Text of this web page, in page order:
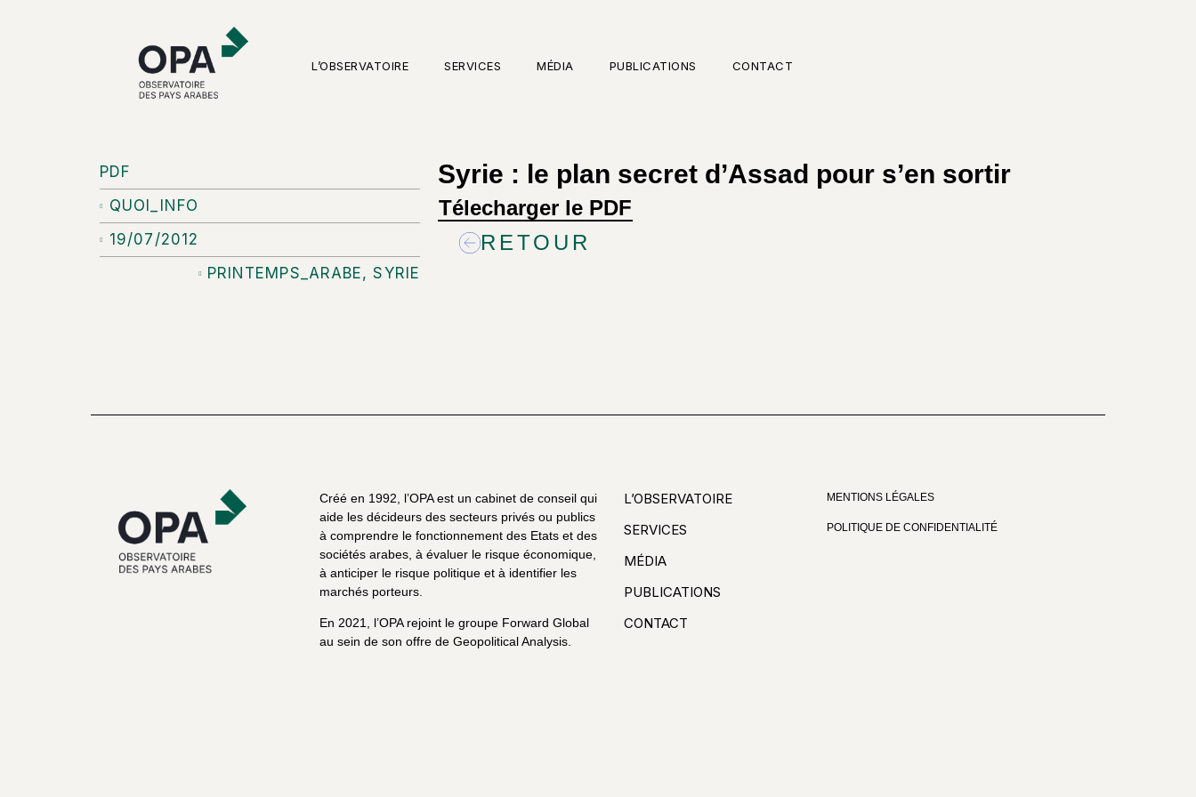
L’OBSERVATOIRE SERVICES MÉDIA PUBLICATIONS CONTACT
PDF
QUOI_INFO
19/07/2012
PRINTEMPS_ARABE,SYRIE
Syrie : le plan secret d’Assad pour s’en sortir
Télecharger le PDF
RETOUR
Créé en 1992, l’OPA est un cabinet de conseil qui
aide les décideurs des secteurs privés ou publics
à comprendre le fonctionnement des Etats et des
sociétés arabes, à évaluer le risque économique,
à anticiper le risque politique et à identifier les
marchés porteurs.
En 2021, l’OPA rejoint le groupe Forward Global
au sein de son offre de Geopolitical Analysis.
L’OBSERVATOIRE
SERVICES
MÉDIA
PUBLICATIONS
CONTACT
MENTIONS LÉGALES
POLITIQUE DE CONFIDENTIALITÉ